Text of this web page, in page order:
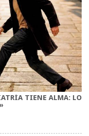
TIENE ALMA: LO